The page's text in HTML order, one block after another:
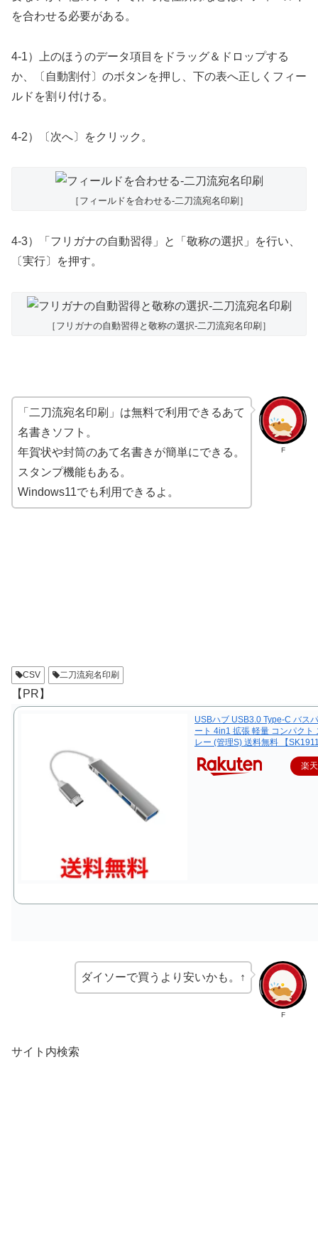
を合わせる必要がある。
4-1）上のほうのデータ項目をドラッグ＆ドロップする
か、〔自動割付〕のボタンを押し、下の表へ正しくフィー
ルドを割り付ける。
4-2）〔次へ〕をクリック。
［フィールドを合わせる-二刀流宛名印刷］
4-3）「フリガナの自動習得」と「敬称の選択」を行い、
〔実行〕を押す。
［フリガナの自動習得と敬称の選択-二刀流宛名印刷］
F
「二刀流宛名印刷」は無料で利用できるあて
名書きソフト。
年賀状や封筒のあて名書きが簡単にできる。
スタンプ機能もある。
Windows11でも利用できるよ。
CSV 二刀流宛名印刷
【PR】
USBハブ USB3.0 Type-C バス
ート 4in1 拡張 軽量 コンパクト
レー (管理S) 送料無料 【
楽
F
ダイソーで買うより安いかも。↑
サイト内検索